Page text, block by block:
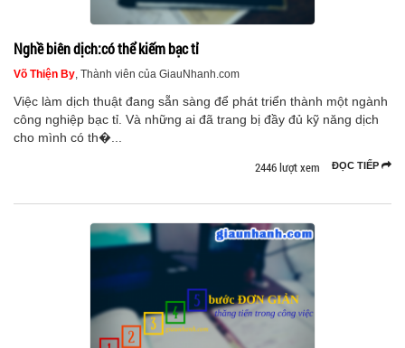
Nghề biên dịch:có thể kiếm bạc tỉ
Võ Thiện By, Thành viên của GiauNhanh.com
Việc làm dịch thuật đang sẵn sàng để phát triển thành một ngành
công nghiệp bạc tỉ. Và những ai đã trang bị đầy đủ kỹ năng dịch
cho mình có th�...
ĐỌC TIẾP
2446 lượt xem